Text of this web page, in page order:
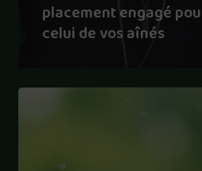
placement engagé
celui de vos aînés